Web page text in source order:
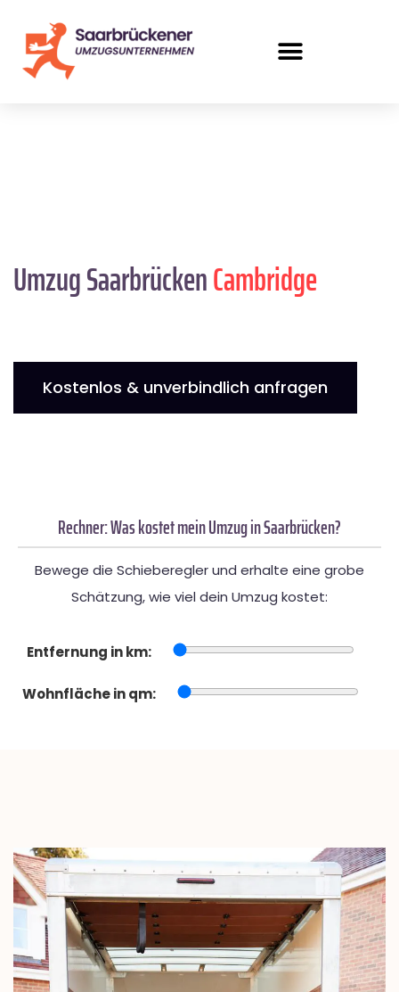
Umzug SaarbrückenCambridge
Kostenlos & unverbindlich anfragen
Rechner: Was kostet mein Umzug in Saarbrücken?
Bewege die Schieberegler und erhalte eine grobe
Schätzung, wie viel dein Umzug kostet:
Entfernung in km:
Wohnfläche in qm: